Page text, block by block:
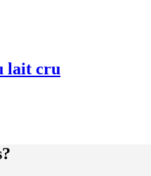
lait cru